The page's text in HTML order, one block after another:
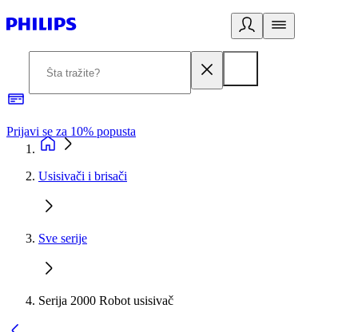
Prijavi se za 10% popusta
Usisivači i brisači
Sve serije
Serija 2000 Robot usisivač